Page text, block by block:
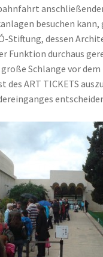
besuchen
Stiftung, dessen
Funktion durchaus
Schlange vor
des ART TICKETS